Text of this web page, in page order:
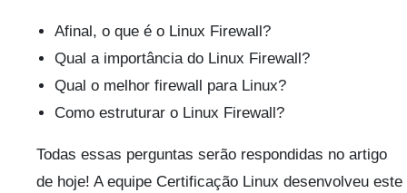
Afinal, o que é o Linux Firewall?
Qual a importância do Linux Firewall?
Qual o melhor firewall para Linux?
Como estruturar o Linux Firewall?
Todas essas perguntas serão respondidas no artigo
de hoje! A equipe Certificação Linux desenvolveu este